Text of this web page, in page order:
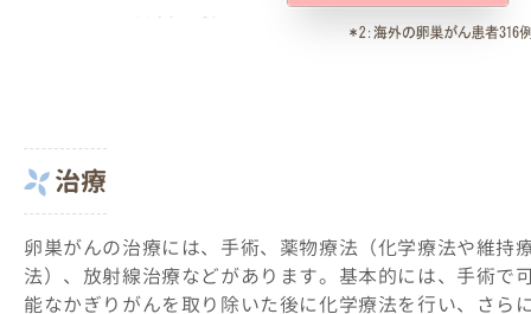
治療
卵巣がんの治療には、手術、薬物療法（化学療法や維持
法）、放射線治療などがあります。基本的には、手術で
能なかぎりがんを取り除いた後に化学療法を行い、さら